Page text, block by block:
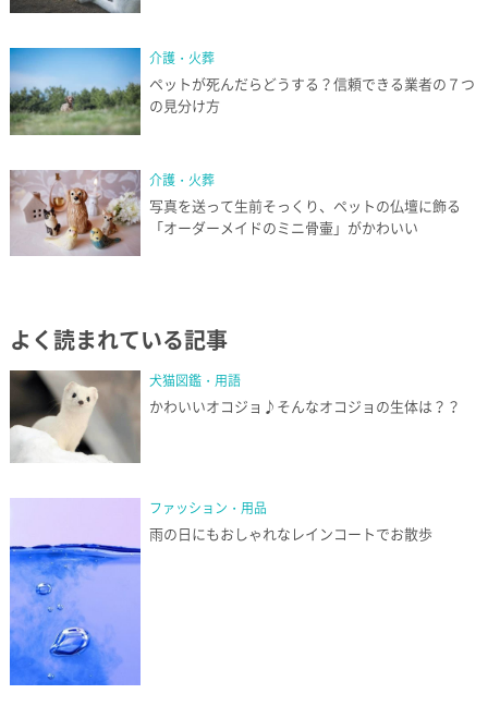
介護・火葬
ペットが死んだらどうする？信頼できる業者の７つ
の見分け方
介護・火葬
写真を送って生前そっくり、ペットの仏壇に飾る
「オーダーメイドのミニ骨壷」がかわいい
よく読まれている記事
犬猫図鑑・用語
かわいいオコジョ♪そんなオコジョの生体は？？
ファッション・用品
雨の日にもおしゃれなレインコートでお散歩